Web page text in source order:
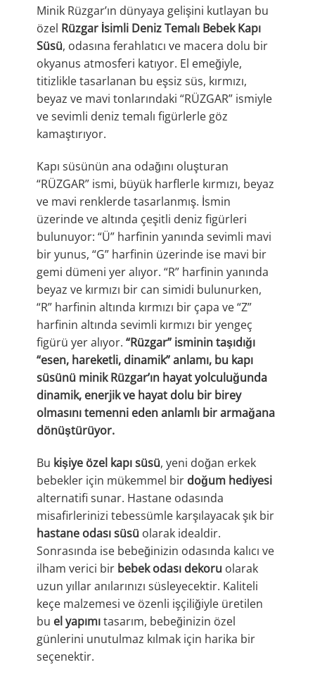
Minik Rüzgar’ın dünyaya gelişini kutlayan bu
özel Rüzgar İsimli Deniz Temalı Bebek Kapı
Süsü, odasına ferahlatıcı ve macera dolu bir
okyanus atmosferi katıyor. El emeğiyle,
titizlikle tasarlanan bu eşsiz süs, kırmızı,
beyaz ve mavi tonlarındaki “RÜZGAR” ismiyle
ve sevimli deniz temalı figürlerle göz
kamaştırıyor.
Kapı süsünün ana odağını oluşturan
“RÜZGAR” ismi, büyük harflerle kırmızı, beyaz
ve mavi renklerde tasarlanmış. İsmin
üzerinde ve altında çeşitli deniz figürleri
bulunuyor: “Ü” harfinin yanında sevimli mavi
bir yunus, “G” harfinin üzerinde ise mavi bir
gemi dümeni yer alıyor. “R” harfinin yanında
beyaz ve kırmızı bir can simidi bulunurken,
“R” harfinin altında kırmızı bir çapa ve “Z”
harfinin altında sevimli kırmızı bir yengeç
figürü yer alıyor. “Rüzgar” isminin taşıdığı
“esen, hareketli, dinamik” anlamı, bu kapı
süsünü minik Rüzgar’ın hayat yolculuğunda
dinamik, enerjik ve hayat dolu bir birey
olmasını temenni eden anlamlı bir armağana
dönüştürüyor.
Bu kişiye özel kapı süsü, yeni doğan erkek
bebekler için mükemmel bir doğum hediyesi
alternatifi sunar. Hastane odasında
misafirlerinizi tebessümle karşılayacak şık bir
hastane odası süsü olarak idealdir.
Sonrasında ise bebeğinizin odasında kalıcı ve
ilham verici bir bebek odası dekoru olarak
uzun yıllar anılarınızı süsleyecektir. Kaliteli
keçe malzemesi ve özenli işçiliğiyle üretilen
bu el yapımıtasarım, bebeğinizin özel
günlerini unutulmaz kılmak için harika bir
seçenektir.